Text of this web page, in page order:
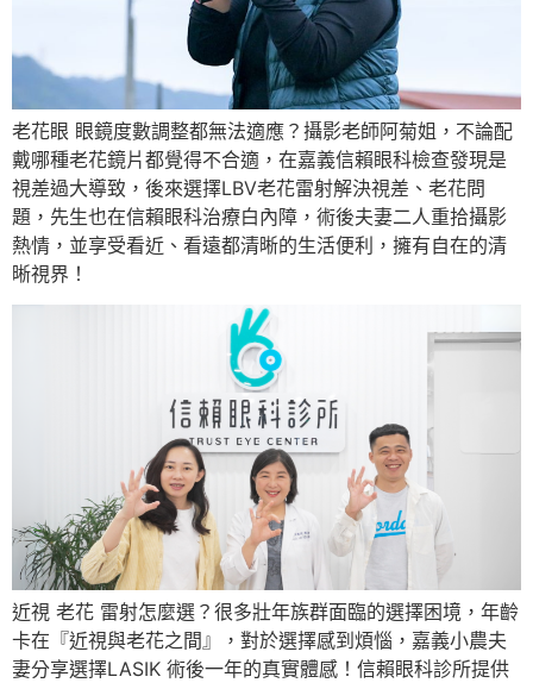
老花眼 眼鏡度數調整都無法適應？攝影老師阿菊姐，不論配
戴哪種老花鏡片都覺得不合適，在嘉義信賴眼科檢查發現是
視差過大導致，後來選擇LBV老花雷射解決視差、老花問
題，先生也在信賴眼科治療白內障，術後夫妻二人重拾攝影
熱情，並享受看近、看遠都清晰的生活便利，擁有自在的清
晰視界！
近視 老花 雷射怎麼選？很多壯年族群面臨的選擇困境，年齡
卡在『近視與老花之間』，對於選擇感到煩惱，嘉義小農夫
妻分享選擇LASIK 術後一年的真實體感！信賴眼科診所提供